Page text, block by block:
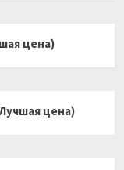
цена)
цена)